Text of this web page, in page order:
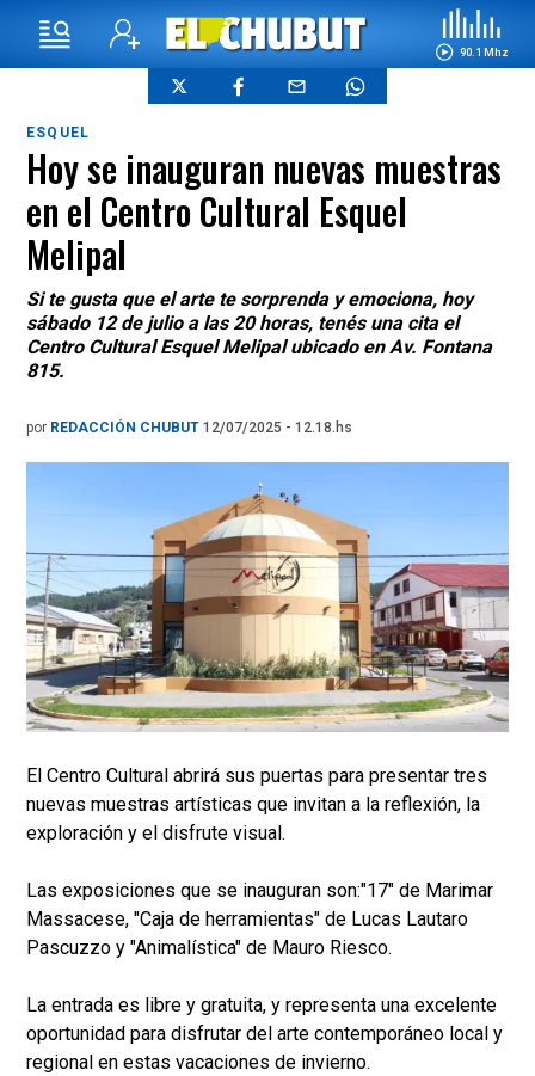
90.1 Mhz
ESQUEL
Hoy se inauguran nuevas muestras
en el Centro Cultural Esquel
Melipal
Si te gusta que el arte te sorprenda y emociona, hoy
sábado 12 de julio a las 20 horas, tenés una cita el
Centro Cultural Esquel Melipal ubicado en Av. Fontana
815.
por REDACCIÓN CHUBUT 12/07/2025 - 12.18.hs
El Centro Cultural abrirá sus puertas para presentar tres
nuevas muestras artísticas que invitan a la reflexión, la
exploración y el disfrute visual.
Las exposiciones que se inauguran son:"17" de Marimar
Massacese, "Caja de herramientas" de Lucas Lautaro
Pascuzzo y "Animalística" de Mauro Riesco.
La entrada es libre y gratuita, y representa una excelente
oportunidad para disfrutar del arte contemporáneo local y
regional en estas vacaciones de invierno.